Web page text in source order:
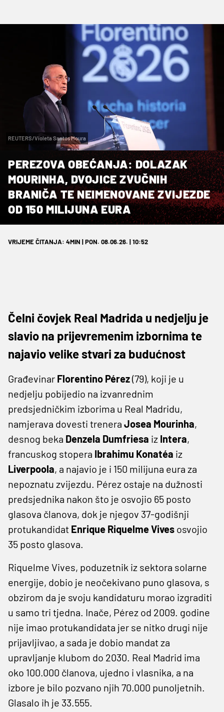
REUTERS/Violeta Santos Moura
PEREZOVA OBEĆANJA: DOLAZAK
MOURINHA, DVOJICE ZVUČNIH
BRANIČA TE NEIMENOVANE ZVIJEZDE
OD 150 MILIJUNA EURA
VRIJEME ČITANJA: 4MIN | PON. 08.06.26. | 10:52
Čelni čovjek Real Madrida u nedjelju je
slavio na prijevremenim izbornima te
najavio velike stvari za budućnost
Građevinar Florentino Pérez(79), koji je u
nedjelju pobijedio na izvanrednim
predsjedničkim izborima u Real Madridu,
namjerava dovesti trenera Josea Mourinha,
desnog beka Denzela Dumfriesa iz Intera,
francuskog stopera Ibrahimu Konatéa iz
Liverpoola, a najavio je i 150 milijuna eura za
nepoznatu zvijezdu. Pérez ostaje na dužnosti
predsjednika nakon što je osvojio 65 posto
glasova članova, dok je njegov 37-godišnji
protukandidat Enrique Riquelme Vives osvojio
35 posto glasova.
Riquelme Vives, poduzetnik iz sektora solarne
energije, dobio je neočekivano puno glasova, s
obzirom da je svoju kandidaturu morao izgraditi
u samo tri tjedna. Inače, Pérez od 2009. godine
nije imao protukandidata jer se nitko drugi nije
prijavljivao, a sada je dobio mandat za
upravljanje klubom do 2030. Real Madrid ima
oko 100.000 članova, ujedno i vlasnika, a na
izbore je bilo pozvano njih 70.000 punoljetnih.
Glasalo ih je 33.555.